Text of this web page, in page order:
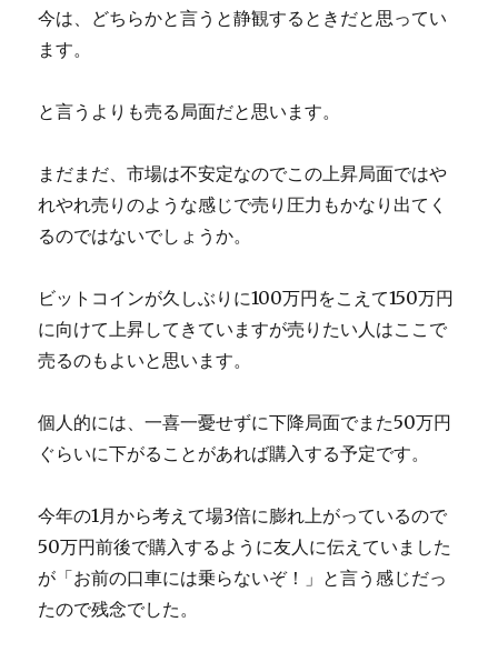
今は、どちらかと言うと静観するときだと思ってい
ます。
と言うよりも売る局面だと思います。
まだまだ、市場は不安定なのでこの上昇局面ではや
れやれ売りのような感じで売り圧力もかなり出てく
るのではないでしょうか。
ビットコインが久しぶりに100万円をこえて150万円
に向けて上昇してきていますが売りたい人はここで
売るのもよいと思います。
個人的には、一喜一憂せずに下降局面でまた50万円
ぐらいに下がることがあれば購入する予定です。
今年の1月から考えて場3倍に膨れ上がっているので
50万円前後で購入するように友人に伝えていました
が「お前の口車には乗らないぞ！」と言う感じだっ
たので残念でした。